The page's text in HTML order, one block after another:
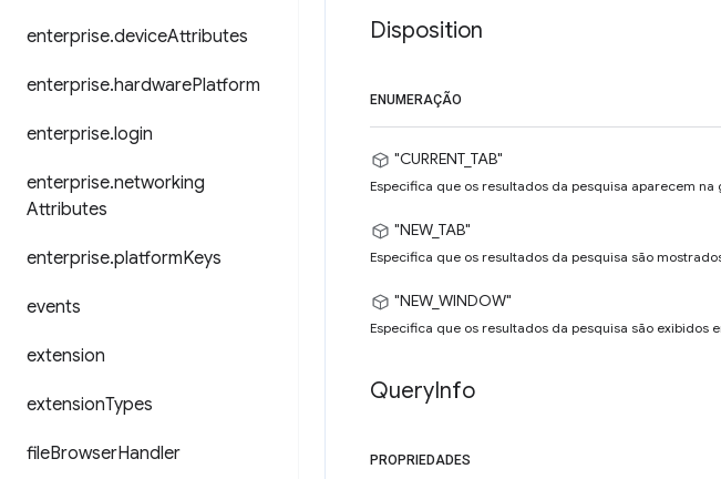
enterprise.deviceAttributes
enterprise.hardwarePlatform
enterprise.login
enterprise.networking
Attributes
enterprise.platformKeys
events
extension
extensionTypes
fileBrowserHandler
Disposition
ENUMERAÇÃO
"CURRENT_TAB"
Especifica que os resultados da pesquisa aparecem
"NEW_TAB"
Especifica que os resultados da pesquisa são
"NEW_WINDOW"
Especifica que os resultados da pesquisa são exibidos
QueryInfo
PROPRIEDADES